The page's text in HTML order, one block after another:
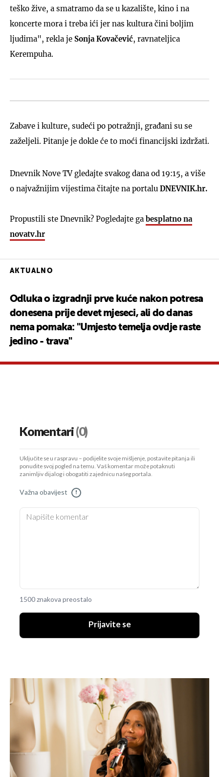
teško žive, a smatramo da se u kazalište, kino i na
koncerte mora i treba ići jer nas kultura čini boljim
ljudima", rekla je Sonja Kovačević, ravnateljica
Kerempuha.
Zabave i kulture, sudeći po potražnji, građani su se
zaželjeli. Pitanje je dokle će to moći financijski izdržati.
Dnevnik Nove TV gledajte svakog dana od 19:15, a više
o najvažnijim vijestima čitajte na portalu DNEVNIK.hr.
Propustili ste Dnevnik? Pogledajte ga besplatno na
novatv.hr
AKTUALNO
Odluka o izgradnji prve kuće nakon potresa
donesena prije devet mjeseci, ali do danas
nema pomaka: "Umjesto temelja ovdje raste
jedino - trava"
Komentari(0)
Uključite se u raspravu – podijelite svoje mišljenje, postavite pitanja ili
ponudite svoj pogled na temu. Vaš komentar može potaknuti
zanimljiv dijalog i obogatiti zajednicu našeg portala.
Važna obavijest !
1500 znakova preostalo
Prijavite se